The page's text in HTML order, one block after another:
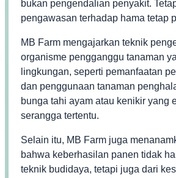
bukan pengendalian penyakit.
pengawasan terhadap hama tetap
MB Farm mengajarkan teknik
organisme pengganggu tanaman
lingkungan, seperti pemanfaatan
dan penggunaan tanaman
bunga tahi ayam atau kenikir yang
serangga tertentu.
Selain itu, MB Farm juga
bahwa keberhasilan panen tidak
teknik budidaya, tetapi juga dari